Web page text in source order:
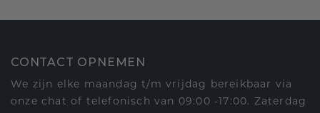
CONTACT OPNEMEN
We zijn elke maandag t/m vrijdag bereikbaar via
onze chat of telefonisch van 09:00 -17:00. Zaterdag